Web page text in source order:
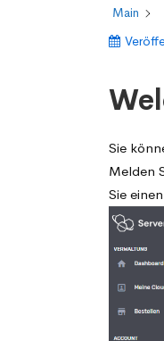
Main
Sie
Melden
Sie